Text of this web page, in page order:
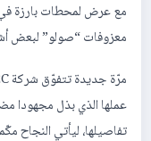
مع عرض لمحطات بارزة
معزوفات “صولو” لبعض
عملها الذي بذل مجهودا
تفاصيلها، ليأتي النجاح